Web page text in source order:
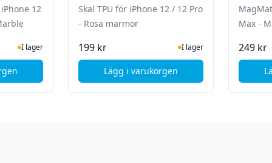
status
I lager
, Gear Onsala - Mobilskal - iPhone 12 / 12 Pro - Gredelin Marble
Skal TPU för iPhone 12 / 12 Pro
- Rosa marmor
199 kr I lager
Lägg i varukorgen, Skal TPU för iPhone 12 / 12
Max -
249 kr